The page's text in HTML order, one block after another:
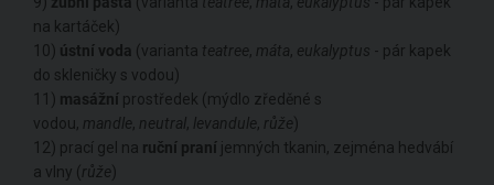
na kartáček)
10) ústní voda (varianta teatree, máta, eukalyptus - pár kapek
do skleničky s vodou)
11) masážní prostředek (mýdlo zředěné s
vodou, mandle, neutral, levandule, růže)
12) prací gel na ruční praní jemných tkanin, zejména hedvábí
a vlny (růže)